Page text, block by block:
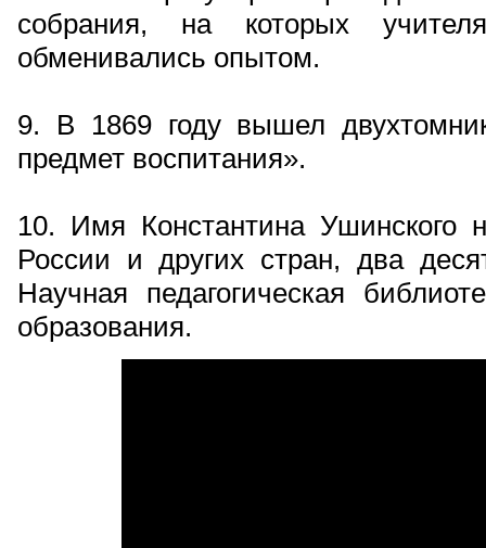
собрания, на которых
обменивались опытом.
9. В 1869 году вышел
предмет воспитания».
10. Имя Константина Ушинского
России и других стран, два
Научная педагогическая
образования.